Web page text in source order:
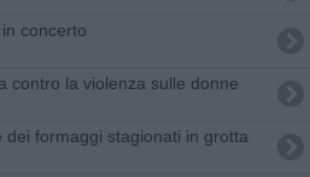
concerto
contro la violenza sulle donne
dei formaggi stagionati in grotta